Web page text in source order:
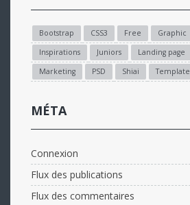
Bootstrap CSS3 Free Graphic
Inspirations
Juniors Landing page
Marketing
PSD Shiai Template
MÉTA
Connexion
Flux des publications
Flux des commentaires